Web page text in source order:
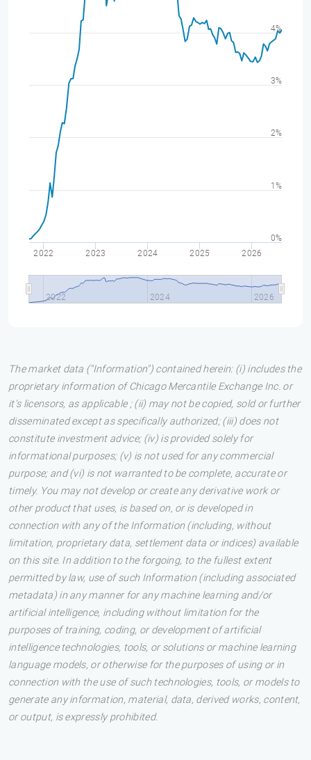
2022 2023 2024 2025 2026
2022 2024 2026
0%
1%
2%
3%
4%
The market data ("Information") contained herein: (i) includes the
proprietary information of Chicago Mercantile Exchange Inc. or
it’s licensors, as applicable ; (ii) may not be copied, sold or further
disseminated except as specifically authorized; (iii) does not
constitute investment advice; (iv) is provided solely for
informational purposes; (v) is not used for any commercial
purpose; and (vi) is not warranted to be complete, accurate or
timely. You may not develop or create any derivative work or
other product that uses, is based on, or is developed in
connection with any of the Information (including, without
limitation, proprietary data, settlement data or indices) available
on this site. In addition to the forgoing, to the fullest extent
permitted by law, use of such Information (including associated
metadata) in any manner for any machine learning and/or
artificial intelligence, including without limitation for the
purposes of training, coding, or development of artificial
intelligence technologies, tools, or solutions or machine learning
language models, or otherwise for the purposes of using or in
connection with the use of such technologies, tools, or models to
generate any information, material, data, derived works, content,
or output, is expressly prohibited.